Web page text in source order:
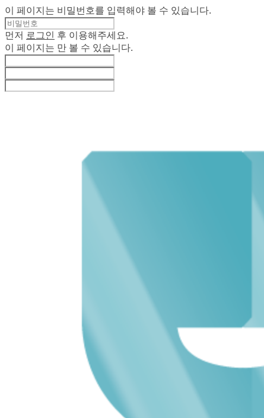
이 페이지는 비밀번호를 입력해야 볼 수 있습니다.
먼저 로그인
후 이용해주세요.
이 페이지는 만 볼 수 있습니다.